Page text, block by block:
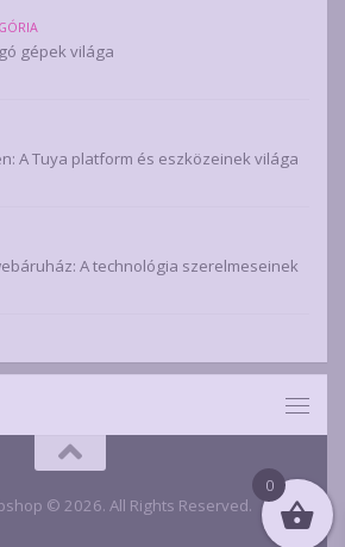
gépek világa
A Tuya platform és eszközeinek világa
A technológia szerelmeseinek
© 2026. All Rights Reserved.
0